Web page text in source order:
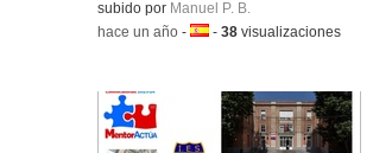
Contenido educativo.
subido por Manuel P. B.
-hace un año -Idioma:
-38 visualizaciones